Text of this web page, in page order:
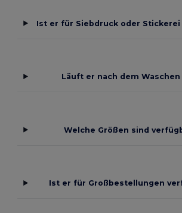
Ist er für Siebdruck oder Stickerei
Läuft er nach dem Waschen
Welche Größen sind
Ist er für Großbestellungen